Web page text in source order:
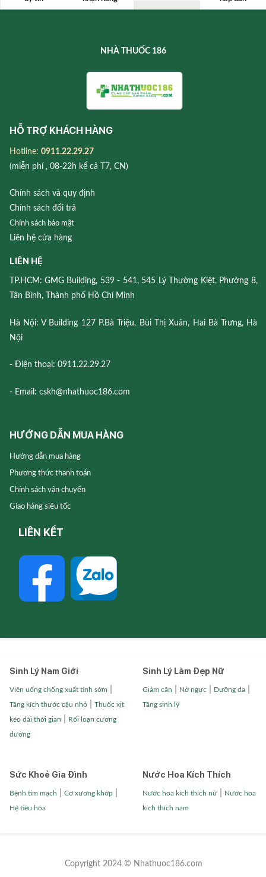
NHÀ THUỐC 186
HỖ TRỢ KHÁCH HÀNG
Hotline: 0911.22.29.27
(miễn phí , 08-22h kể cả T7, CN)
Chính sách và quy định
Chính sách đổi trả
Chính sách bảo mật
Liên hệ cửa hàng
LIÊN HỆ
TP.HCM: GMG Building, 539 - 541, 545 Lý Thường Kiệt, Phường 8,
Tân Bình, Thành phố Hồ Chí Minh
Hà Nội: V Building 127 P.Bà Triệu, Bùi Thị Xuân, Hai Bà Trưng, Hà
Nội
- Điện thoại: 0911.22.29.27
- Email: cskh@nhathuoc186.com
HƯỚNG DẪN MUA HÀNG
Hướng dẫn mua hàng
Phương thức thanh toán
Chính sách vận chuyển
Giao hàng siêu tốc
LIÊN KẾT
Sinh Lý Nam Giới
Viên uống chống xuất tinh sớm
Tăng kích thước cậu nhỏ| Thuốc xịt
kéo dài thời gian Rối loạn cương
dương
Sinh Lý Làm Đẹp Nữ
Giảm cân Nở ngực Dưỡng da|
Tăng sinh lý
Sức Khoẻ Gia Đình
Bệnh tim mạch Cơ xương khớp|
Hệ tiêu hóa
Nước Hoa Kích Thích
Nước hoa kích thích nữ| Nước hoa
kích thích nam
Copyright 2024 © Nhathuoc186.com